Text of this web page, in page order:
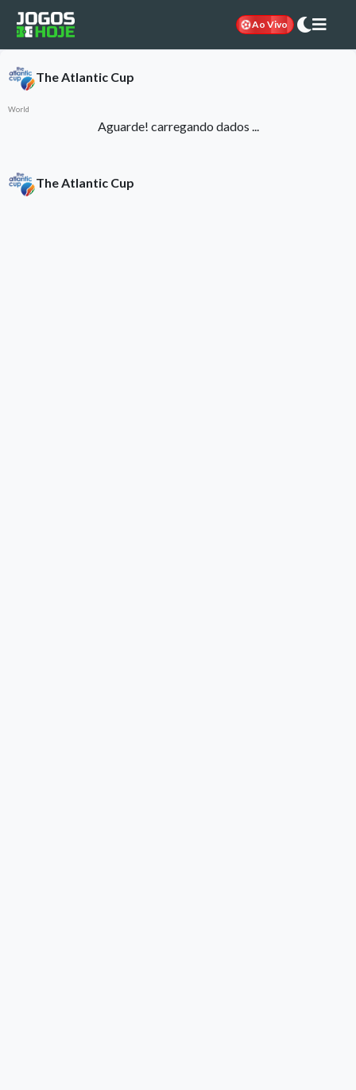
Ao Vivo
The Atlantic Cup
World
Aguarde! carregando dados ...
The Atlantic Cup